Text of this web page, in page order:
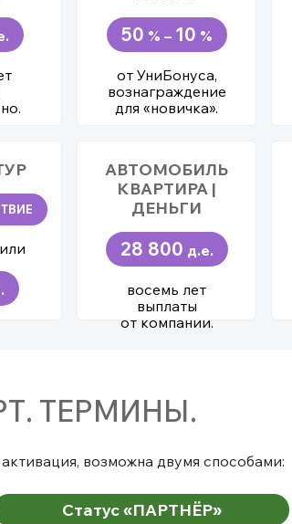
50 % – 10 %
от УниБонуса,
вознаграждение
для «новичка».
АВТОМОБИЛЬ
КВАРТИРА |
ДЕНЬГИ
28 800 д.е.
восемь лет
выплаты
от компании.
ТЕРМИНЫ.
возможна двумя способами:
Статус «ПАРТНЁР»